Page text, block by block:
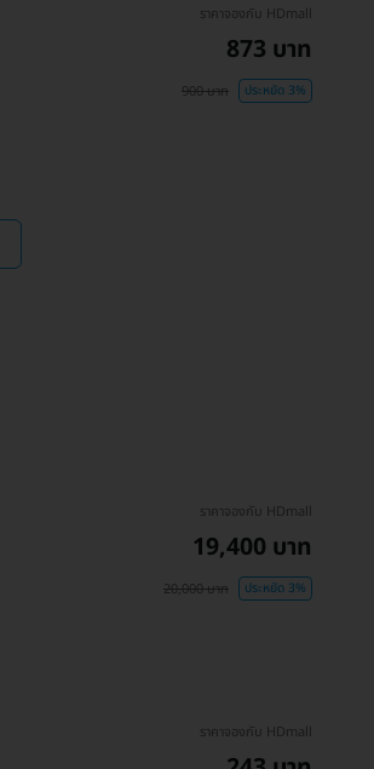
ราคาจองกับ HDmall
873 บาท
900 บาท ประหยัด 3%
ราคาจองกับ HDmall
19,400 บาท
20,000 บาท ประหยัด 3%
ราคาจองกับ HDmall